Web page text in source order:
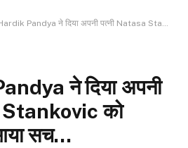
Pandya ने दिया अपनी पत्नी Natasa Stankovic को धोखा? सामने आया सच…
ने दिया अपनी
Stankovic को
सच…